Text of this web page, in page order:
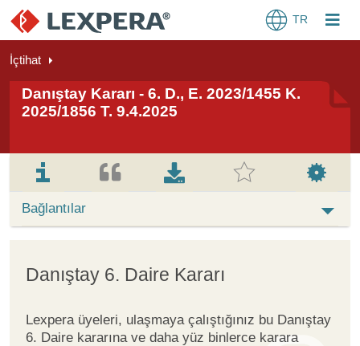
TR
İçtihat
Danıştay Kararı - 6. D., E. 2023/1455 K.
2025/1856 T. 9.4.2025
Bağlantılar
Danıştay 6. Daire Kararı
Lexpera üyeleri, ulaşmaya çalıştığınız bu Danıştay
6. Daire kararına ve daha yüz binlerce karara